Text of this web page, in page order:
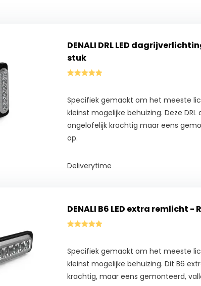
DENALI DRL LED
stuk
Specifiek gemaakt om het meeste
kleinst mogelijke behuizing. Deze
ongelofelijk krachtig maar eens
op.
Deliverytime
DENALI B6 LED extra remlicht -
Specifiek gemaakt om het meeste
kleinst mogelijke behuizing. Dit B6
krachtig, maar eens gemonteerd,